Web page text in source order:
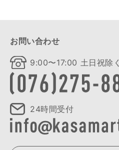
お問い合わせ
9:00〜17:00 土日祝除く
24時間受付